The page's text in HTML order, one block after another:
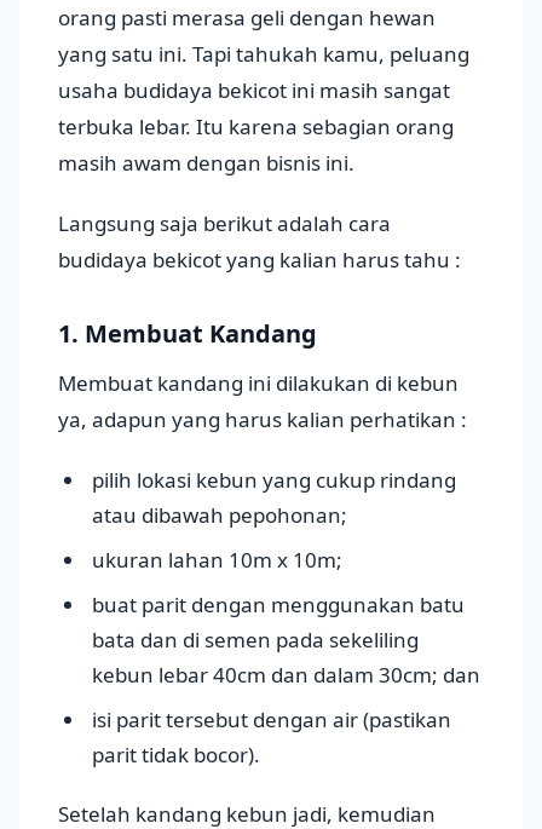
orang pasti merasa geli dengan hewan
yang satu ini. Tapi tahukah kamu, peluang
usaha budidaya bekicot ini masih sangat
terbuka lebar. Itu karena sebagian orang
masih awam dengan bisnis ini.
Langsung saja berikut adalah cara
budidaya bekicot yang kalian harus tahu :
1. Membuat Kandang
Membuat kandang ini dilakukan di kebun
ya, adapun yang harus kalian perhatikan :
pilih lokasi kebun yang cukup rindang
atau dibawah pepohonan;
ukuran lahan 10m x 10m;
buat parit dengan menggunakan batu
bata dan di semen pada sekeliling
kebun lebar 40cm dan dalam 30cm; dan
isi parit tersebut dengan air (pastikan
parit tidak bocor).
Setelah kandang kebun jadi, kemudian